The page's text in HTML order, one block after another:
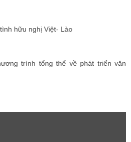
hữu nghị Việt- Lào
trình tổng thể về phát triển văn